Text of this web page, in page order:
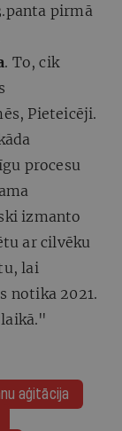
pirmā
. To, cik
Pieteicēji.
procesu
izmanto
ar cilvēku
lai
notika 2021.
aģitācija